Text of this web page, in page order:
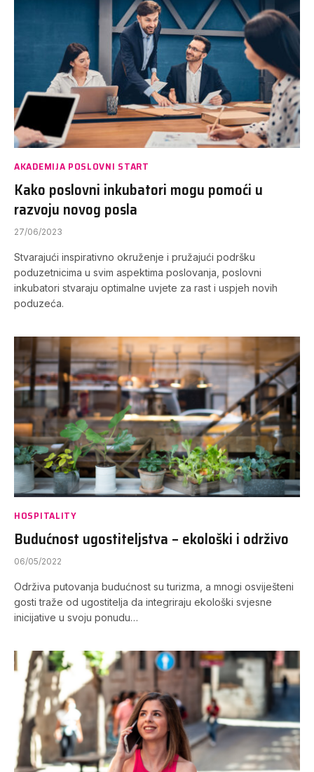
AKADEMIJA POSLOVNI START
Kako poslovni inkubatori mogu pomoći u
razvoju novog posla
27/06/2023
Stvarajući inspirativno okruženje i pružajući podršku
poduzetnicima u svim aspektima poslovanja, poslovni
inkubatori stvaraju optimalne uvjete za rast i uspjeh novih
poduzeća.
HOSPITALITY
Budućnost ugostiteljstva – ekološki i održivo
06/05/2022
Održiva putovanja budućnost su turizma, a mnogi osviješteni
gosti traže od ugostitelja da integriraju ekološki svjesne
inicijative u svoju ponudu…